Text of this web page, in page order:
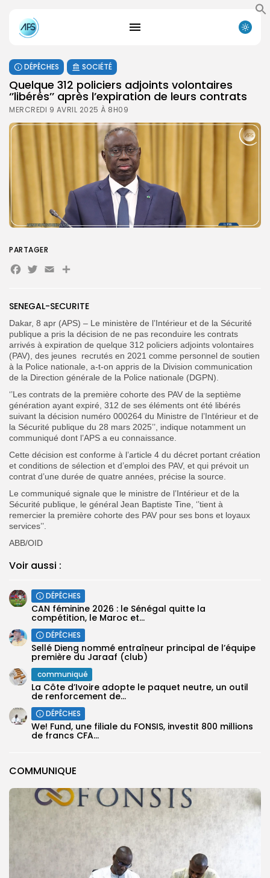
FR
DÉPÊCHES SOCIÉTÉ
Quelque 312 policiers adjoints volontaires
‘’libérés’’ après l’expiration de leurs contrats
MERCREDI 9 AVRIL 2025 À 8H09
COMMUNIQUE
SENEGAL-SECURITE
Dakar, 8 apr (APS) – Le ministère de l’Intérieur et de la Sécurité
publique a pris la décision de ne pas reconduire les contrats
arrivés à expiration de quelque 312 policiers adjoints volontaires
(PAV), des jeunes recrutés en 2021 comme personnel de soutien
à la Police nationale, a-t-on appris de la Division communication
de la Direction générale de la Police nationale (DGPN).
‘’Les contrats de la première cohorte des PAV de la septième
génération ayant expiré, 312 de ses éléments ont été libérés
suivant la décision numéro 000264 du Ministre de l’Intérieur et de
la Sécurité publique du 28 mars 2025’’, indique notamment un
communiqué dont l’APS a eu connaissance.
Cette décision est conforme à l’article 4 du décret portant création
et conditions de sélection et d’emploi des PAV, et qui prévoit un
contrat d’une durée de quatre années, précise la source.
Le communiqué signale que le ministre de l’Intérieur et de la
Sécurité publique, le général Jean Baptiste Tine, ‘’tient à
remercier la première cohorte des PAV pour ses bons et loyaux
services’’.
ABB/OID
Voir aussi :
DÉPÊCHES
‎CAN féminine 2026 : le Sénégal quitte la
compétition, le Maroc et...
DÉPÊCHES
Sellé Dieng nommé entraîneur principal de l’équipe
première ‎du Jaraaf (club)
communiqué
La Côte d’Ivoire adopte le paquet neutre, un outil
de renforcement de...
DÉPÊCHES
We! Fund, une filiale du FONSIS, investit 800 millions
de francs CFA...
PARTAGER
Facebook
Twitter
EmailPartager